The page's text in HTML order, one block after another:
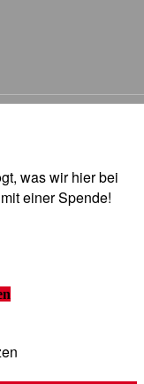
was wir hier bei
einer Spende!